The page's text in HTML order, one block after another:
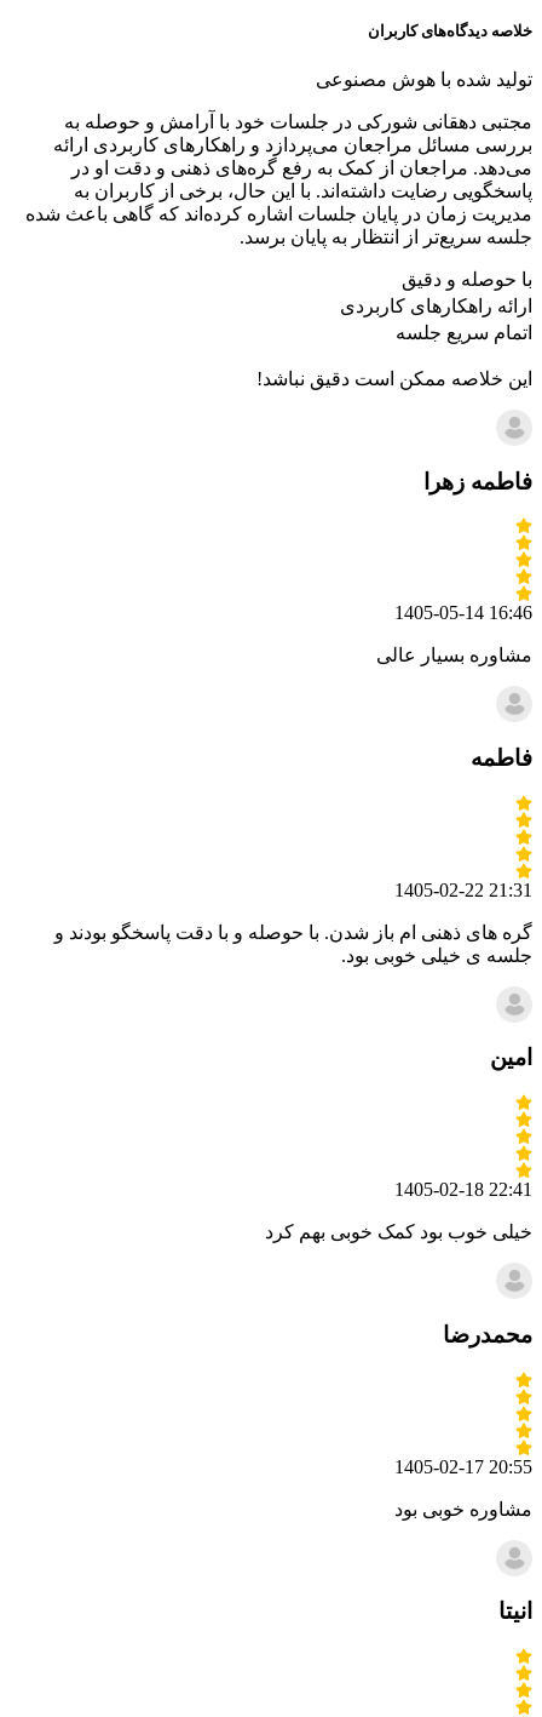
خلاصه دیدگاه‌های کاربران
تولید شده با هوش مصنوعی
مجتبی دهقانی شورکی در جلسات خود با آرامش و حوصله به
بررسی مسائل مراجعان می‌پردازد و راهکارهای کاربردی ارائه
می‌دهد. مراجعان از کمک به رفع گره‌های ذهنی و دقت او در
پاسخگویی رضایت داشته‌اند. با این حال، برخی از کاربران به
مدیریت زمان در پایان جلسات اشاره کرده‌اند که گاهی باعث شده
جلسه سریع‌تر از انتظار به پایان برسد.
با حوصله و دقیق
ارائه راهکارهای کاربردی
اتمام سریع جلسه
این خلاصه ممکن است دقیق نباشد!
فاطمه زهرا
1405-05-14 16:46
مشاوره بسیار عالی
فاطمه
1405-02-22 21:31
گره های ذهنی ام باز شدن. با حوصله و با دقت پاسخگو بودند و
جلسه ی خیلی خوبی بود.
امین
1405-02-18 22:41
خیلی خوب بود کمک خوبی بهم کرد
محمدرضا
1405-02-17 20:55
مشاوره خوبی بود
انیتا